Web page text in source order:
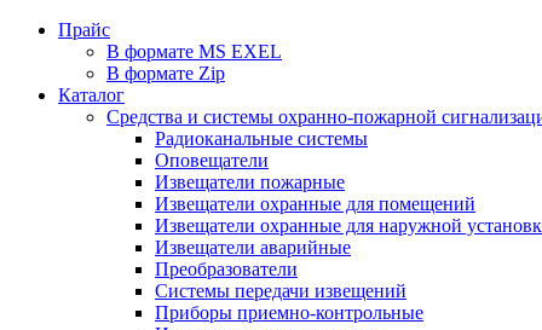
Прайс
В формате MS EXEL
В формате Zip
Каталог
Средства и системы охранно-пожарной
Радиоканальные системы
Оповещатели
Извещатели пожарные
Извещатели охранные для помещений
Извещатели охранные для наружной
Извещатели аварийные
Преобразователи
Системы передачи извещений
Приборы приемно-контрольные